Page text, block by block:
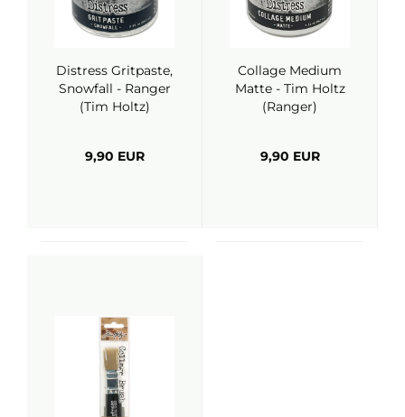
Distress Gritpaste,
Snowfall - Ranger
(Tim Holtz)
9,90 EUR
Collage Medium
Matte - Tim Holtz
(Ranger)
9,90 EUR